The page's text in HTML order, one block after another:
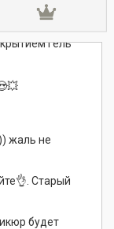
гель
жаль не
Старый
будет